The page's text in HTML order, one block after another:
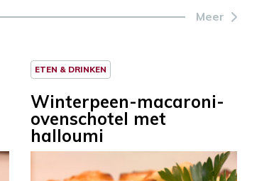
Meer
ETEN & DRINKEN
Winterpeen-macaroni-
ovenschotel met
halloumi